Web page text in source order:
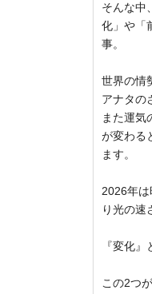
そんな中
化」や「
事。
世界の情
アナタの
また運気
が変わる
ます。
2026年
り光の速
『変化』
この2つ